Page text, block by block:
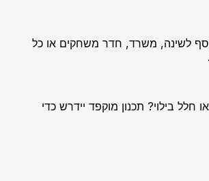
לשינה, משרד, חדר משחקים או כל
בילוי? תכנון מוקפד יידרש כדי